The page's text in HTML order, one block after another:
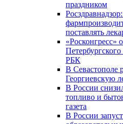
праздником
поставлять
«Росконгресс»
РБК
В Севастополе
Георгиевскую
В России
топливо и
газета
В России